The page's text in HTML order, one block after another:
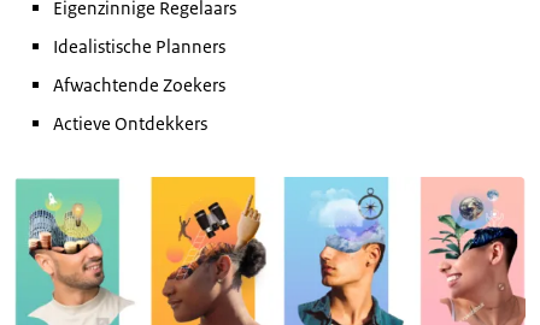
Eigenzinnige Regelaars
Idealistische Planners
Afwachtende Zoekers
Actieve Ontdekkers